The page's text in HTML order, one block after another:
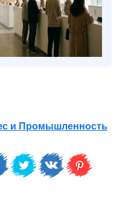
и Промышленность